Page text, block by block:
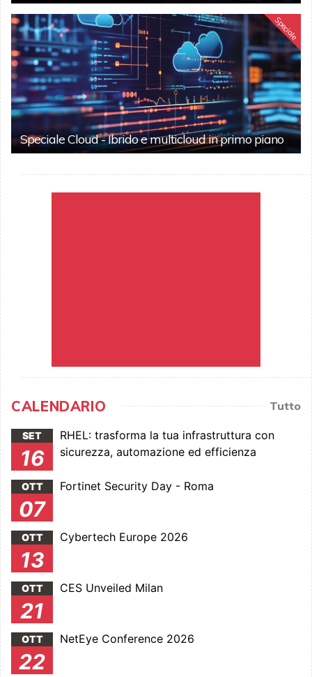
Speciale
Speciale Cloud - Ibrido e multicloud in primo piano
CALENDARIO Tutto
SET
16
RHEL: trasforma la tua infrastruttura con
sicurezza, automazione ed efficienza
OTT
07
Fortinet Security Day - Roma
OTT
13
Cybertech Europe 2026
OTT
21
CES Unveiled Milan
OTT
22
NetEye Conference 2026